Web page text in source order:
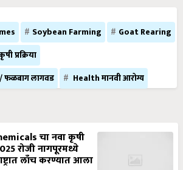
Soybean Farming
Goat Rearing
प्रक्रिया
लागवड
Health मानवी आरोग्य
चा नवा कृषी
रोजी नागपूरमध्ये
लाँच करण्यात आला